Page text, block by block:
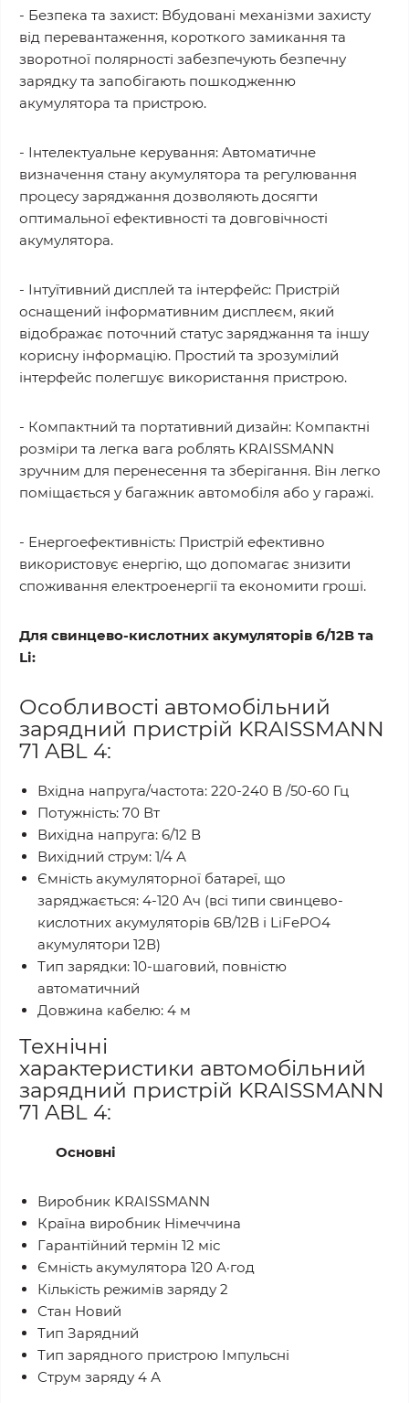
- Безпека та захист: Вбудовані механізми захисту
від перевантаження, короткого замикання та
зворотної полярності забезпечують безпечну
зарядку та запобігають пошкодженню
акумулятора та пристрою.
- Інтелектуальне керування: Автоматичне
визначення стану акумулятора та регулювання
процесу заряджання дозволяють досягти
оптимальної ефективності та довговічності
акумулятора.
- Інтуїтивний дисплей та інтерфейс: Пристрій
оснащений інформативним дисплеєм, який
відображає поточний статус заряджання та іншу
корисну інформацію. Простий та зрозумілий
інтерфейс полегшує використання пристрою.
- Компактний та портативний дизайн: Компактні
розміри та легка вага роблять KRAISSMANN
зручним для перенесення та зберігання. Він легко
поміщається у багажник автомобіля або у гаражі.
- Енергоефективність: Пристрій ефективно
використовує енергію, що допомагає знизити
споживання електроенергії та економити гроші.
Для свинцево-кислотних акумуляторів 6/12В та
Li:
Особливості автомобільний
зарядний пристрій KRAISSMANN
71 ABL 4:
Вхідна напруга/частота: 220-240 В /50-60 Гц
Потужність: 70 Вт
Вихідна напруга: 6/12 В
Вихідний струм: 1/4 А
Ємність акумуляторної батареї, що
заряджається: 4-120 Ач (всі типи свинцево-
кислотних акумуляторів 6В/12В і LiFePO4
акумулятори 12В)
Тип зарядки: 10-шаговий, повністю
автоматичний
Довжина кабелю: 4 м
Технічні
характеристики автомобільний
зарядний пристрій KRAISSMANN
71 ABL 4:
Основні
Виробник KRAISSMANN
Країна виробник Німеччина
Гарантійний термін 12 міс
Ємність акумулятора 120 А·год
Кількість режимів заряду 2
Стан Новий
Тип Зарядний
Тип зарядного пристрою Імпульсні
Струм заряду 4 А